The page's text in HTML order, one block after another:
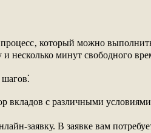
который можно выполнить
несколько минут свободного
с различными
заявку. В заявке вам